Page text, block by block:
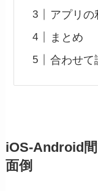
アプリの
まとめ
合わせて
iOS-Android
面倒